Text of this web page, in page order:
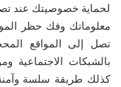
لحماية خصوصيتك عند
معلوماتك وفك حظر
تصل إلى المواقع
بالشبكات الاجتماعية
كذلك طريقة سلسة